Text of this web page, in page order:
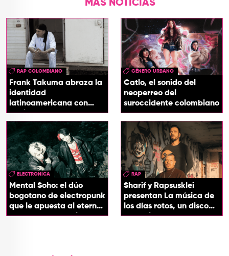
MÁS NOTICIAS
RAP COLOMBIANO
Frank Takuma abraza la
identidad
latinoamericana con
'InDios'
GÉNERO URBANO
Catlo, el sonido del
neoperreo del
suroccidente colombiano
ELECTRONICA
Mental Soho: el dúo
bogotano de electropunk
que le apuesta al eterno
presente con su álbum
RAP
Sharif y Rapsusklei
presentan La música de
los días rotos, un disco
que salda una promesa